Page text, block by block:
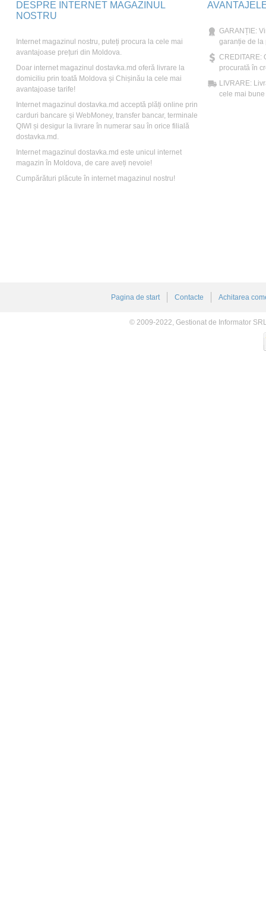
DESPRE INTERNET MAGAZINUL
NOSTRU
Internet magazinul nostru, puteți procura la cele mai
avantajoase prețuri din Moldova.
Doar internet magazinul dostavka.md oferă livrare la
domiciliu prin toată Moldova și Chișinău la cele mai
avantajoase tarife!
Internet magazinul dostavka.md acceptă plăți online prin
carduri bancare și WebMoney, transfer bancar, terminale
QIWI și desigur la livrare în numerar sau în orice filială
dostavka.md.
Internet magazinul dostavka.md este unicul internet
magazin în Moldova, de care aveți nevoie!
Cumpărături plăcute în internet magazinul nostru!
GARANȚIE:
garanție de la
CREDITARE:
procurată în
LIVRARE:
cele mai bune
Pagina de start Contacte Achitarea
© 2009-2022, Gestionat de Informator